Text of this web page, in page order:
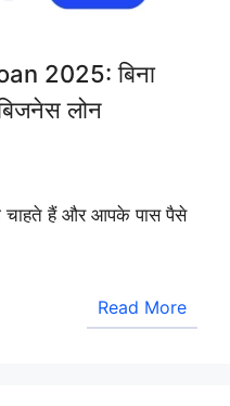
2025: बिना
लोन
चाहते हैं और आपके पास पैसे
Read More